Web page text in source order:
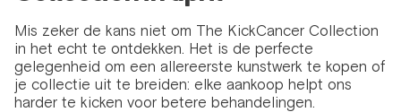
Mis zeker de kans niet om The KickCancer Collection
in het echt te ontdekken. Het is de perfecte
gelegenheid om een allereerste kunstwerk te kopen of
je collectie uit te breiden: elke aankoop helpt ons
harder te kicken voor betere behandelingen.